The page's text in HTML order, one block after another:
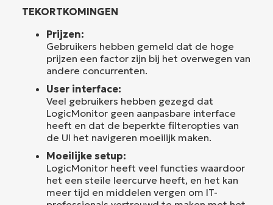
TEKORTKOMINGEN
Prijzen:
Gebruikers hebben gemeld dat de hoge
prijzen een factor zijn bij het overwegen van
andere concurrenten.
User interface:
Veel gebruikers hebben gezegd dat
LogicMonitor geen aanpasbare interface
heeft en dat de beperkte filteropties van
de UI het navigeren moeilijk maken.
Moeilijke setup:
LogicMonitor heeft veel functies waardoor
het een steile leercurve heeft, en het kan
meer tijd en middelen vergen om IT-